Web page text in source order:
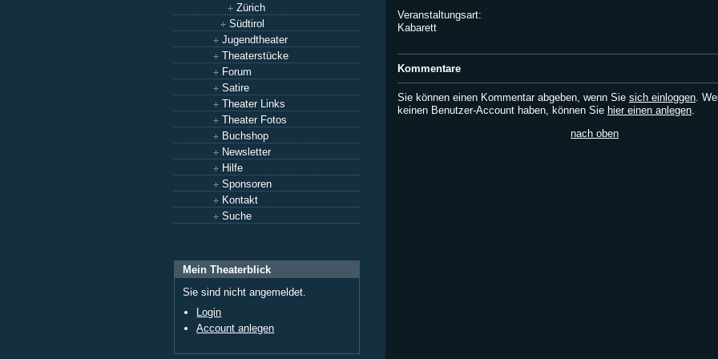
Zürich
Südtirol
Jugendtheater
Theaterstücke
Forum
Satire
Theater Links
Theater Fotos
Buchshop
Newsletter
Hilfe
Sponsoren
Kontakt
Suche
Mein Theaterblick
Sie sind nicht angemeldet.
Login
Account anlegen
Veranstaltungsart:
Kabarett
Kommentare
Sie können einen Kommentar abgeben, wenn Sie sich einloggen.
keinen Benutzer-Account haben, können Sie hier einen anlegen.
nach oben